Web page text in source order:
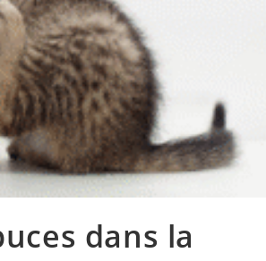
dans la